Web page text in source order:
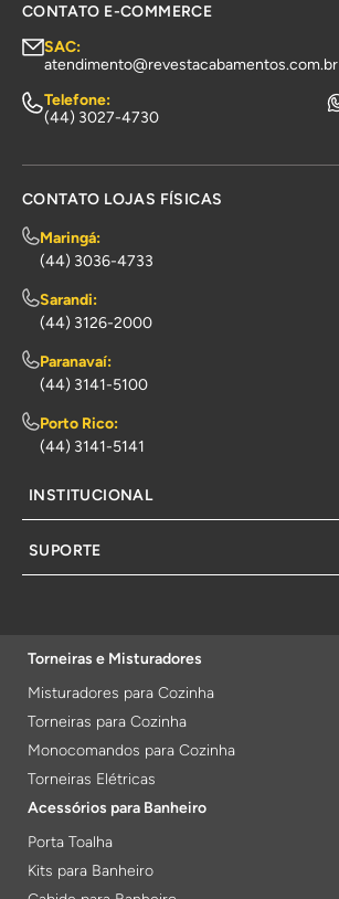
CONTATO E-COMMERCE
SAC:
atendimento@revestacabamentos.com.br
Telefone:
(44) 3027-4730
CONTATO LOJAS FÍSICAS
Maringá:
(44) 3036-4733
Sarandi:
(44) 3126-2000
Paranavaí:
(44) 3141-5100
Porto Rico:
(44) 3141-5141
INSTITUCIONAL
SUPORTE
Torneiras e Misturadores
Misturadores para Cozinha
Torneiras para Cozinha
Monocomandos para Cozinha
Torneiras Elétricas
Acessórios para Banheiro
Porta Toalha
Kits para Banheiro